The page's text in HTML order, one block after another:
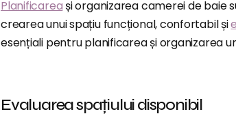
Planificareași organizarea camerei de baie
crearea unui spațiu funcțional, confortabil și
esențiali pentru planificarea și organizarea
Evaluarea spațiului disponibil